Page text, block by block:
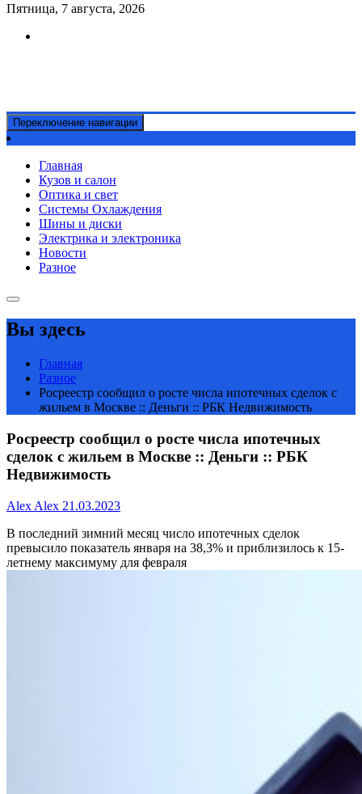
Пятница, 7 августа, 2026
Переключение навигации
Главная
Кузов и салон
Оптика и свет
Системы Охлаждения
Шины и диски
Электрика и электроника
Новости
Разное
Вы здесь
Главная
Разное
Росреестр сообщил о росте числа ипотечных сделок с
жильем в Москве :: Деньги :: РБК Недвижимость
Росреестр сообщил о росте числа ипотечных
сделок с жильем в Москве :: Деньги :: РБК
Недвижимость
Alex Alex 21.03.2023
В последний зимний месяц число ипотечных сделок
превысило показатель января на 38,3% и приблизилось к 15-
летнему максимуму для февраля